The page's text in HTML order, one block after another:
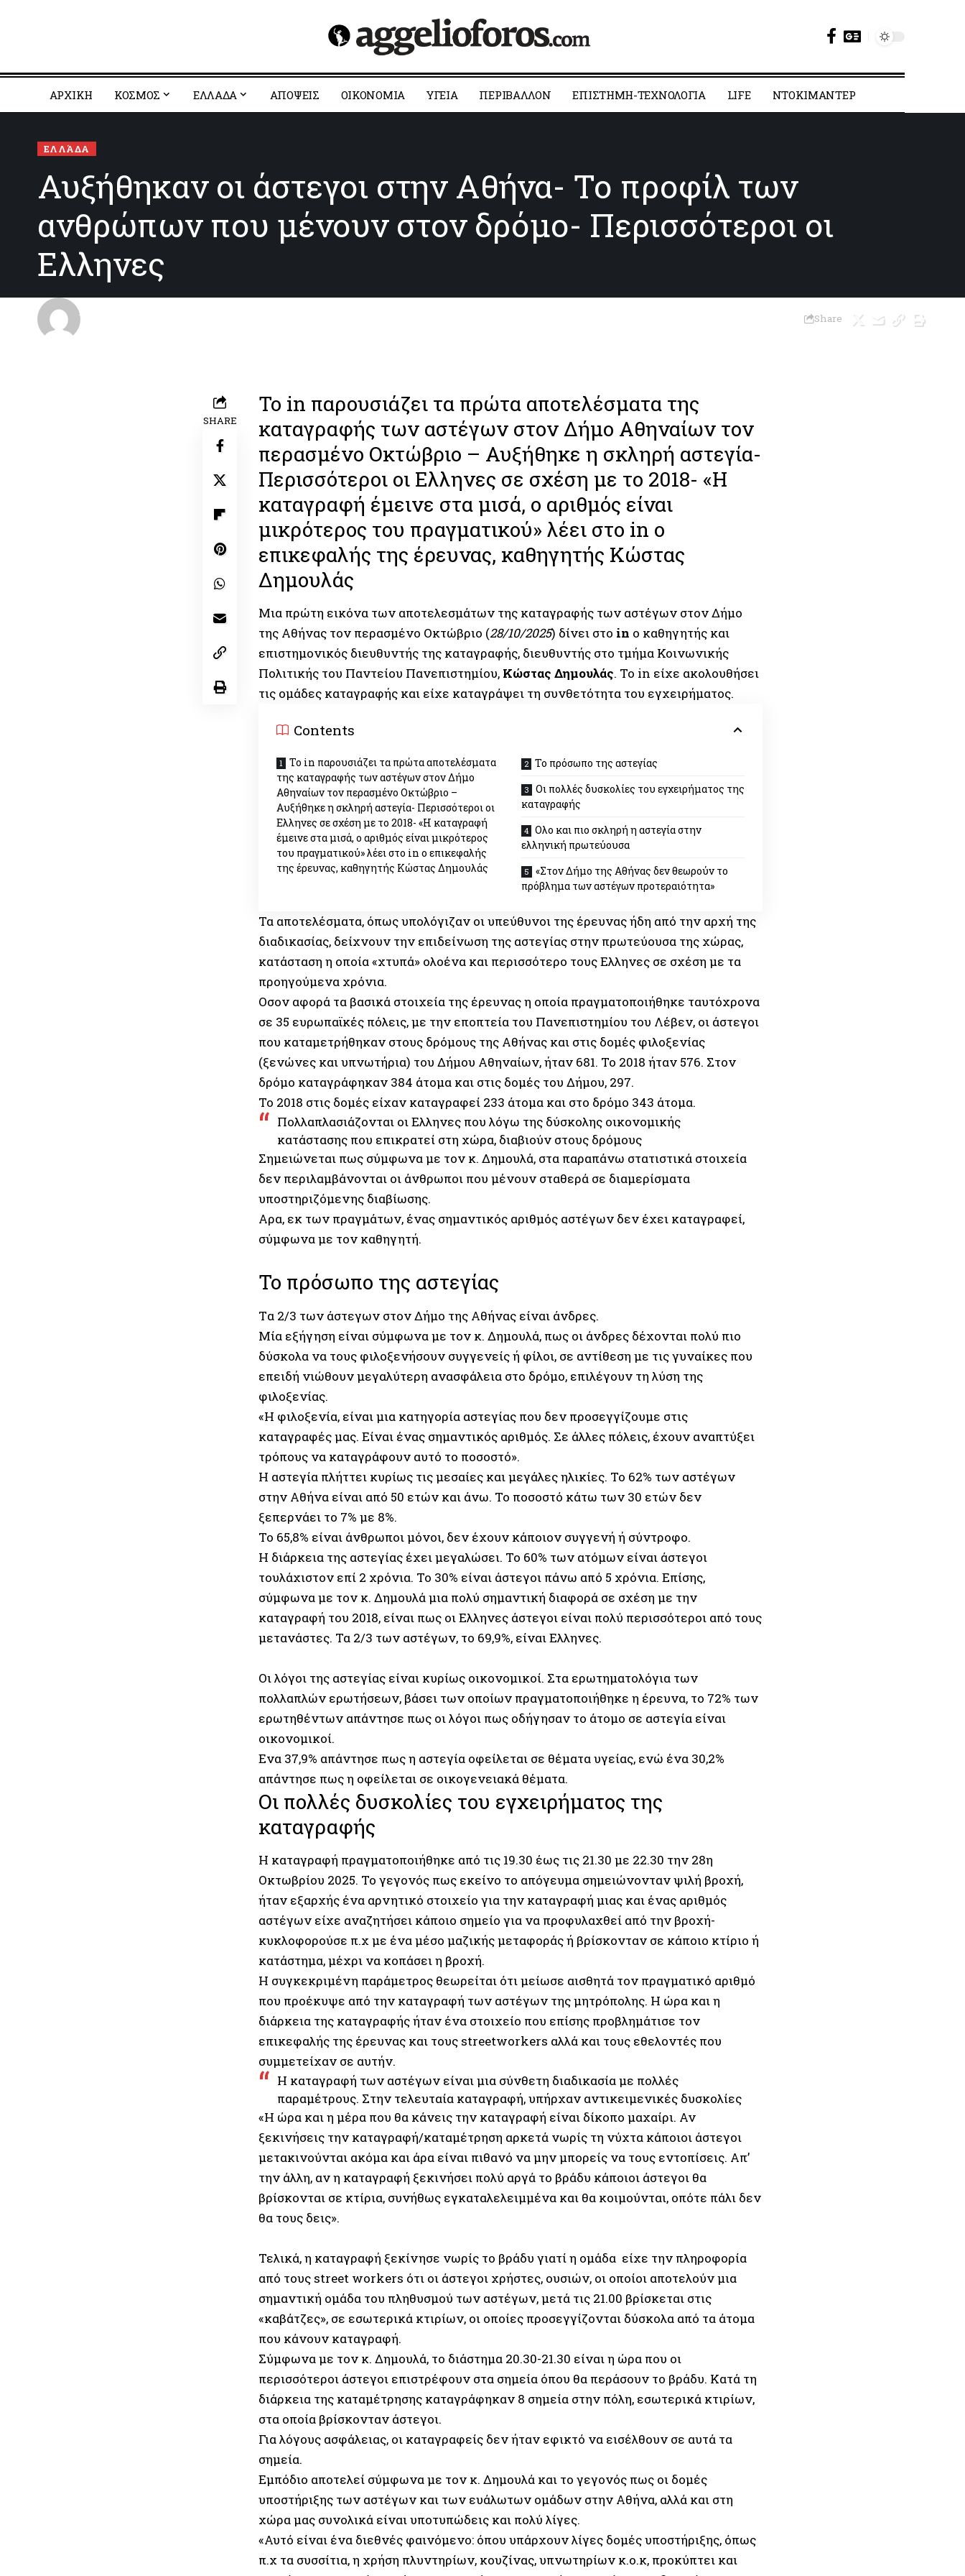
ΑΡΧΙΚΗ ΚΟΣΜΟΣ EΛΛΑΔΑ ΑΠΟΨΕΙΣ ΟΙΚΟΝΟΜΙΑ YΓΕΙΑ ΠΕΡΙΒΑΛΛΟΝ ΕΠΙΣΤΗΜΗ-ΤΕΧΝΟΛΟΓΙΑ LIFE ΝΤΟΚΙΜΑΝΤΕΡ
ΕΛΛΆΔΑ
Αυξήθηκαν οι άστεγοι στην Αθήνα- Το προφίλ των
ανθρώπων που μένουν στον δρόμο- Περισσότεροι οι
Ελληνες
Last updated: 10/06/2026 11:19
aggelioforos
Share
SHARE
Το in παρουσιάζει τα πρώτα αποτελέσματα της
καταγραφής των αστέγων στον Δήμο Αθηναίων τον
περασμένο Οκτώβριο – Αυξήθηκε η σκληρή αστεγία-
Περισσότεροι οι Ελληνες σε σχέση με το 2018- «Η
καταγραφή έμεινε στα μισά, ο αριθμός είναι
μικρότερος του πραγματικού» λέει στο in ο
επικεφαλής της έρευνας, καθηγητής Κώστας
Δημουλάς
Μια πρώτη εικόνα των αποτελεσμάτων της καταγραφής των αστέγων στον Δήμο
της Αθήνας τον περασμένο Οκτώβριο (28/10/2025) δίνει στο in ο καθηγητής και
επιστημονικός διευθυντής της καταγραφής, διευθυντής στο τμήμα Κοινωνικής
Πολιτικής του Παντείου Πανεπιστημίου, Κώστας Δημουλάς. Το in είχε ακολουθήσει
τις ομάδες καταγραφής και είχε καταγράψει τη συνθετότητα του εγχειρήματος.
Contents
Το in παρουσιάζει τα πρώτα αποτελέσματα
της καταγραφής των αστέγων στον Δήμο
Αθηναίων τον περασμένο Οκτώβριο –
Αυξήθηκε η σκληρή αστεγία- Περισσότεροι οι
Ελληνες σε σχέση με το 2018- «Η καταγραφή
έμεινε στα μισά, ο αριθμός είναι μικρότερος
του πραγματικού» λέει στο in ο επικεφαλής
της έρευνας, καθηγητής Κώστας Δημουλάς
Το πρόσωπο της αστεγίας
Οι πολλές δυσκολίες του εγχειρήματος της
καταγραφής
Ολο και πιο σκληρή η αστεγία στην
ελληνική πρωτεύουσα
«Στον Δήμο της Αθήνας δεν θεωρούν το
πρόβλημα των αστέγων προτεραιότητα»
Τα αποτελέσματα, όπως υπολόγιζαν οι υπεύθυνοι της έρευνας ήδη από την αρχή της
διαδικασίας, δείχνουν την επιδείνωση της αστεγίας στην πρωτεύουσα της χώρας,
κατάσταση η οποία «χτυπά» ολοένα και περισσότερο τους Ελληνες σε σχέση με τα
προηγούμενα χρόνια.
Οσον αφορά τα βασικά στοιχεία της έρευνας η οποία πραγματοποιήθηκε ταυτόχρονα
σε 35 ευρωπαϊκές πόλεις, με την εποπτεία του Πανεπιστημίου του Λέβεν, οι άστεγοι
που καταμετρήθηκαν στους δρόμους της Αθήνας και στις δομές φιλοξενίας
(ξενώνες και υπνωτήρια) του Δήμου Αθηναίων, ήταν 681. Το 2018 ήταν 576. Στον
δρόμο καταγράφηκαν 384 άτομα και στις δομές του Δήμου, 297.
Το 2018 στις δομές είχαν καταγραφεί 233 άτομα και στο δρόμο 343 άτομα.
Πολλαπλασιάζονται οι Ελληνες που λόγω της δύσκολης οικονομικής
κατάστασης που επικρατεί στη χώρα, διαβιούν στους δρόμους
Σημειώνεται πως σύμφωνα με τον κ. Δημουλά, στα παραπάνω στατιστικά στοιχεία
δεν περιλαμβάνονται οι άνθρωποι που μένουν σταθερά σε διαμερίσματα
υποστηριζόμενης διαβίωσης.
Aρα, εκ των πραγμάτων, ένας σημαντικός αριθμός αστέγων δεν έχει καταγραφεί,
σύμφωνα με τον καθηγητή.
Το πρόσωπο της αστεγίας
Tα 2/3 των άστεγων στον Δήμο της Αθήνας είναι άνδρες.
Μία εξήγηση είναι σύμφωνα με τον κ. Δημουλά, πως οι άνδρες δέχονται πολύ πιο
δύσκολα να τους φιλοξενήσουν συγγενείς ή φίλοι, σε αντίθεση με τις γυναίκες που
επειδή νιώθουν μεγαλύτερη ανασφάλεια στο δρόμο, επιλέγουν τη λύση της
φιλοξενίας.
«Η φιλοξενία, είναι μια κατηγορία αστεγίας που δεν προσεγγίζουμε στις
καταγραφές μας. Είναι ένας σημαντικός αριθμός. Σε άλλες πόλεις, έχουν αναπτύξει
τρόπους να καταγράφουν αυτό το ποσοστό».
Η αστεγία πλήττει κυρίως τις μεσαίες και μεγάλες ηλικίες. Το 62% των αστέγων
στην Αθήνα είναι από 50 ετών και άνω. Το ποσοστό κάτω των 30 ετών δεν
ξεπερνάει το 7% με 8%.
Το 65,8% είναι άνθρωποι μόνοι, δεν έχουν κάποιον συγγενή ή σύντροφο.
Η διάρκεια της αστεγίας έχει μεγαλώσει. Το 60% των ατόμων είναι άστεγοι
τουλάχιστον επί 2 χρόνια. Το 30% είναι άστεγοι πάνω από 5 χρόνια. Επίσης,
σύμφωνα με τον κ. Δημουλά μια πολύ σημαντική διαφορά σε σχέση με την
καταγραφή του 2018, είναι πως οι Ελληνες άστεγοι είναι πολύ περισσότεροι από τους
μετανάστες. Τα 2/3 των αστέγων, το 69,9%, είναι Ελληνες.
Οι λόγοι της αστεγίας είναι κυρίως οικονομικοί. Στα ερωτηματολόγια των
πολλαπλών ερωτήσεων, βάσει των οποίων πραγματοποιήθηκε η έρευνα, το 72% των
ερωτηθέντων απάντησε πως οι λόγοι πως οδήγησαν το άτομο σε αστεγία είναι
οικονομικοί.
Ενα 37,9% απάντησε πως η αστεγία οφείλεται σε θέματα υγείας, ενώ ένα 30,2%
απάντησε πως η οφείλεται σε οικογενειακά θέματα.
Οι πολλές δυσκολίες του εγχειρήματος της
καταγραφής
Η καταγραφή πραγματοποιήθηκε από τις 19.30 έως τις 21.30 με 22.30 την 28η
Οκτωβρίου 2025. Το γεγονός πως εκείνο το απόγευμα σημειώνονταν ψιλή βροχή,
ήταν εξαρχής ένα αρνητικό στοιχείο για την καταγραφή μιας και ένας αριθμός
αστέγων είχε αναζητήσει κάποιο σημείο για να προφυλαχθεί από την βροχή-
κυκλοφορούσε π.χ με ένα μέσο μαζικής μεταφοράς ή βρίσκονταν σε κάποιο κτίριο ή
κατάστημα, μέχρι να κοπάσει η βροχή.
Η συγκεκριμένη παράμετρος θεωρείται ότι μείωσε αισθητά τον πραγματικό αριθμό
που προέκυψε από την καταγραφή των αστέγων της μητρόπολης. Η ώρα και η
διάρκεια της καταγραφής ήταν ένα στοιχείο που επίσης προβλημάτισε τον
επικεφαλής της έρευνας και τους streetworkers αλλά και τους εθελοντές που
συμμετείχαν σε αυτήν.
Η καταγραφή των αστέγων είναι μια σύνθετη διαδικασία με πολλές
παραμέτρους. Στην τελευταία καταγραφή, υπήρχαν αντικειμενικές δυσκολίες
«Η ώρα και η μέρα που θα κάνεις την καταγραφή είναι δίκοπο μαχαίρι. Αν
ξεκινήσεις την καταγραφή/καταμέτρηση αρκετά νωρίς τη νύχτα κάποιοι άστεγοι
μετακινούνται ακόμα και άρα είναι πιθανό να μην μπορείς να τους εντοπίσεις. Απ’
την άλλη, αν η καταγραφή ξεκινήσει πολύ αργά το βράδυ κάποιοι άστεγοι θα
βρίσκονται σε κτίρια, συνήθως εγκαταλελειμμένα και θα κοιμούνται, οπότε πάλι δεν
θα τους δεις».
Τελικά, η καταγραφή ξεκίνησε νωρίς το βράδυ γιατί η ομάδα είχε την πληροφορία
από τους street workers ότι οι άστεγοι χρήστες, ουσιών, οι οποίοι αποτελούν μια
σημαντική ομάδα του πληθυσμού των αστέγων, μετά τις 21.00 βρίσκεται στις
«καβάτζες», σε εσωτερικά κτιρίων, οι οποίες προσεγγίζονται δύσκολα από τα άτομα
που κάνουν καταγραφή.
Σύμφωνα με τον κ. Δημουλά, το διάστημα 20.30-21.30 είναι η ώρα που οι
περισσότεροι άστεγοι επιστρέφουν στα σημεία όπου θα περάσουν το βράδυ. Κατά τη
διάρκεια της καταμέτρησης καταγράφηκαν 8 σημεία στην πόλη, εσωτερικά κτιρίων,
στα οποία βρίσκονταν άστεγοι.
Για λόγους ασφάλειας, οι καταγραφείς δεν ήταν εφικτό να εισέλθουν σε αυτά τα
σημεία.
Εμπόδιο αποτελεί σύμφωνα με τον κ. Δημουλά και το γεγονός πως οι δομές
υποστήριξης των αστέγων και των ευάλωτων ομάδων στην Αθήνα, αλλά και στη
χώρα μας συνολικά είναι υποτυπώδεις και πολύ λίγες.
«Αυτό είναι ένα διεθνές φαινόμενο: όπου υπάρχουν λίγες δομές υποστήριξης, όπως
π.χ τα συσσίτια, η χρήση πλυντηρίων, κουζίνας, υπνωτηρίων κ.ο.κ, προκύπτει και